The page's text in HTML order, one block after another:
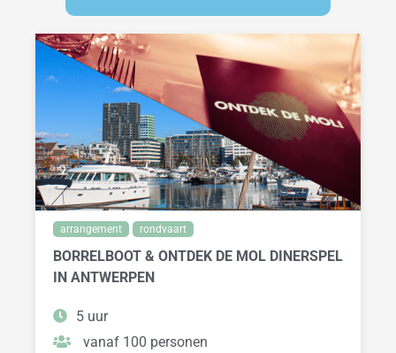
arrangement rondvaart
BORRELBOOT & ONTDEK DE MOL DINERSPEL
IN ANTWERPEN
5 uur
vanaf 100 personen